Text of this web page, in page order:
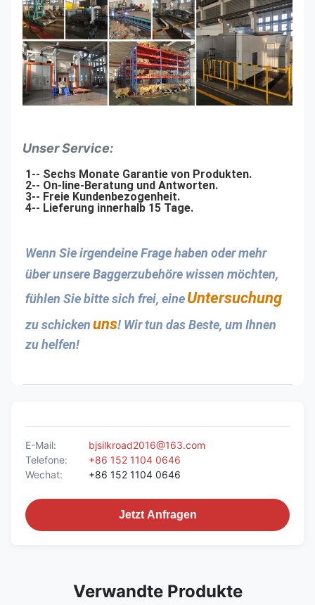
Unser Service:
1-- Sechs Monate Garantie von Produkten.
2-- On-line-Beratung und Antworten.
3-- Freie Kundenbezogenheit.
4-- Lieferung innerhalb 15 Tage.
Wenn Sie irgendeine Frage haben oder mehr
über unsere Baggerzubehöre wissen möchten,
fühlen Sie bitte sich frei, eineUntersuchung
zu schickenuns! Wir tun das Beste, um Ihnen
zu helfen!
E-Mail:
bjsilkroad2016@163.com
Telefone:
+86 152 1104 0646
Wechat:
+86 152 1104 0646
Jetzt Anfragen
Verwandte Produkte